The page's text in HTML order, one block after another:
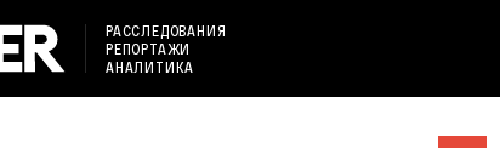
РАССЛЕДОВАНИЯ
РЕПОРТАЖИ
АНАЛИТИКА